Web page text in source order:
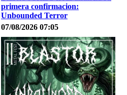
primera confirmacion:
Unbounded Terror
07/08/2026 07:05